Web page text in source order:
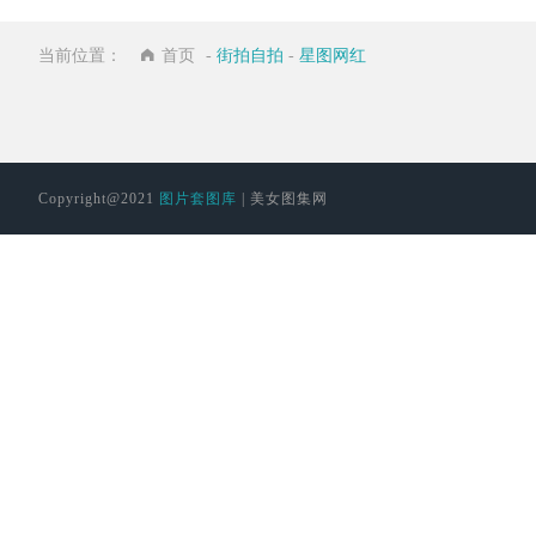
当前位置： 首页 - 街拍自拍 - 星图网红
Copyright@2021 图片套图库 | 美女图集网